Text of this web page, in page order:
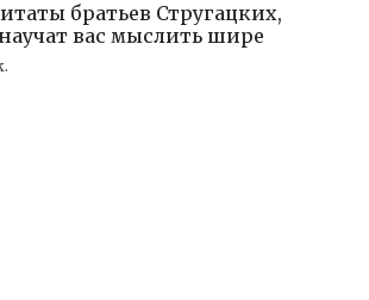
братьев Стругацких,
вас мыслить шире